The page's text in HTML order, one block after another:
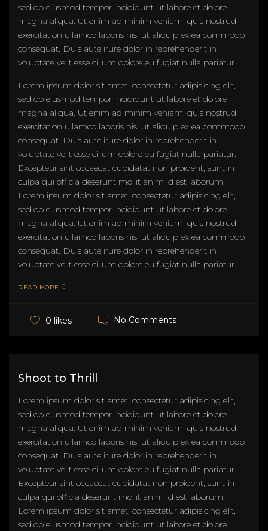
sed do eiusmod tempor incididunt ut labore et dolore
magna aliqua. Ut enim ad minim veniam, quis nostrud
exercitation ullamco laboris nisi ut aliquip ex ea commodo
consequat. Duis aute irure dolor in reprehenderit in
voluptate velit esse cillum dolore eu fugiat nulla pariatur.
Lorem ipsum dolor sit amet, consectetur adipisicing elit,
sed do eiusmod tempor incididunt ut labore et dolore
magna aliqua. Ut enim ad minim veniam, quis nostrud
exercitation ullamco laboris nisi ut aliquip ex ea commodo
consequat. Duis aute irure dolor in reprehenderit in
voluptate velit esse cillum dolore eu fugiat nulla pariatur.
Excepteur sint occaecat cupidatat non proident, sunt in
culpa qui officia deserunt mollit anim id est laborum.
Lorem ipsum dolor sit amet, consectetur adipisicing elit,
sed do eiusmod tempor incididunt ut labore et dolore
magna aliqua. Ut enim ad minim veniam, quis nostrud
exercitation ullamco laboris nisi ut aliquip ex ea commodo
consequat. Duis aute irure dolor in reprehenderit in
voluptate velit esse cillum dolore eu fugiat nulla pariatur.
READ MORE
0 likes No Comments
Shoot to Thrill
Lorem ipsum dolor sit amet, consectetur adipisicing elit,
sed do eiusmod tempor incididunt ut labore et dolore
magna aliqua. Ut enim ad minim veniam, quis nostrud
exercitation ullamco laboris nisi ut aliquip ex ea commodo
consequat. Duis aute irure dolor in reprehenderit in
voluptate velit esse cillum dolore eu fugiat nulla pariatur.
Excepteur sint occaecat cupidatat non proident, sunt in
culpa qui officia deserunt mollit anim id est laborum.
Lorem ipsum dolor sit amet, consectetur adipisicing elit,
sed do eiusmod tempor incididunt ut labore et dolore